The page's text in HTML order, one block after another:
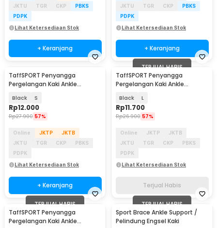
JKTU
TGR CKP
PBKS
PDPK
Lihat Ketersediaan Stok
+ Keranjang
JKTU
TGR CKP
PBKS
PDPK
Lihat Ketersediaan Stok
+ Keranjang
TaffSPORT Penyangga
Pergelangan Kaki Ankle
Black S
Rp12.000
Rp27.900 57%
Online JKTP
JKTB
JKTU
TGR CKP
PBKS
PDPK
Lihat Ketersediaan Stok
+ Keranjang
TERJUAL HABIS
TaffSPORT Penyangga
Pergelangan Kaki Ankle
Black L
Rp11.700
Rp26.900 57%
Online JKTP
JKTB
JKTU
TGR CKP
PBKS
PDPK
Lihat Ketersediaan Stok
Terjual Habis
TERJUAL HABIS
TaffSPORT Penyangga
Pergelangan Kaki Ankle
TERJUAL HABIS
Sport Brace Ankle Support /
Pelindung Engsel Kaki